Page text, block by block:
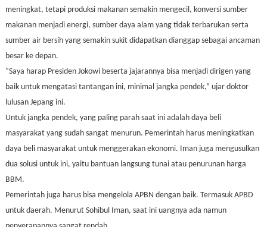
meningkat, tetapi produksi makanan semakin mengecil, konversi sumber
makanan menjadi energi, sumber daya alam yang tidak terbarukan serta
sumber air bersih yang semakin sukit didapatkan dianggap sebagai ancaman
besar ke depan.
“Saya harap Presiden Jokowi beserta jajarannya bisa menjadi dirigen yang
baik untuk mengatasi tantangan ini, minimal jangka pendek,” ujar doktor
lulusan Jepang ini.
Untuk jangka pendek, yang paling parah saat ini adalah daya beli
masyarakat yang sudah sangat menurun. Pemerintah harus meningkatkan
daya beli masyarakat untuk menggerakan ekonomi. Iman juga mengusulkan
dua solusi untuk ini, yaitu bantuan langsung tunai atau penurunan harga
BBM.
Pemerintah juga harus bisa mengelola APBN dengan baik. Termasuk APBD
untuk daerah. Menurut Sohibul Iman, saat ini uangnya ada namun